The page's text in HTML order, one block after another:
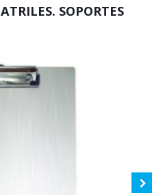
ATRILES. SOPORTES